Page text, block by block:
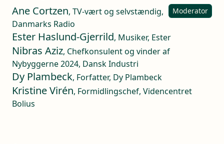
Ane Cortzen, TV-vært og selvstændig,
Danmarks Radio
Moderator
Ester Haslund-Gjerrild, Musiker, Ester
Nibras Aziz, Chefkonsulent og vinder af
Nybyggerne 2024, Dansk Industri
Dy Plambeck, Forfatter, Dy Plambeck
Kristine Virén, Formidlingschef, Videncentret
Bolius